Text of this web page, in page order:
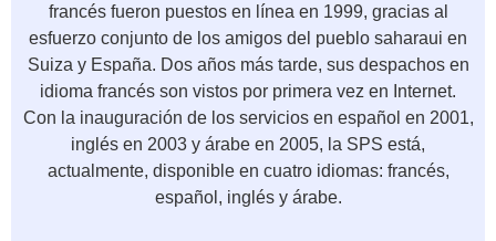
francés fueron puestos en línea en 1999, gracias al
esfuerzo conjunto de los amigos del pueblo saharaui en
Suiza y España. Dos años más tarde, sus despachos en
idioma francés son vistos por primera vez en Internet.
Con la inauguración de los servicios en español en 2001,
inglés en 2003 y árabe en 2005, la SPS está,
actualmente, disponible en cuatro idiomas: francés,
español, inglés y árabe.